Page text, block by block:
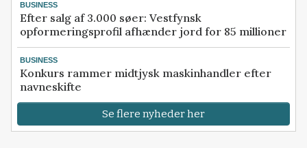
BUSINESS
Efter salg af 3.000 søer: Vestfynsk
opformeringsprofil afhænder jord for 85 millioner
BUSINESS
Konkurs rammer midtjysk maskinhandler efter
navneskifte
Se flere nyheder her